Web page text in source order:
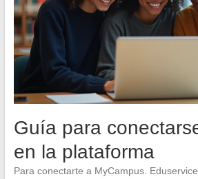
Guía para
en la plataforma
Para conectarte a MyCampus.